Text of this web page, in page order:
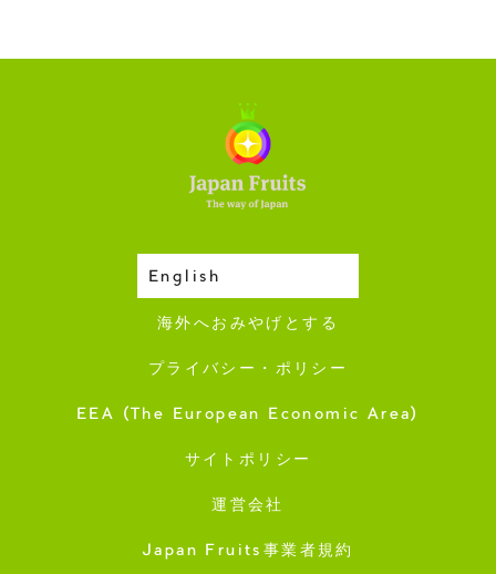
English収穫カレンダー
海外へおみやげとする
プライバシー・ポリシー
EEA (The European Economic Area)
サイトポリシー
運営会社
Japan Fruits事業者規約